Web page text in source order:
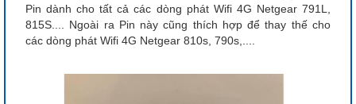
Pin dành cho tất cả các dòng phát Wifi 4G Netgear 791L,
815S.... Ngoài ra Pin này cũng thích hợp để thay thế cho
các dòng phát Wifi 4G Netgear 810s, 790s,....